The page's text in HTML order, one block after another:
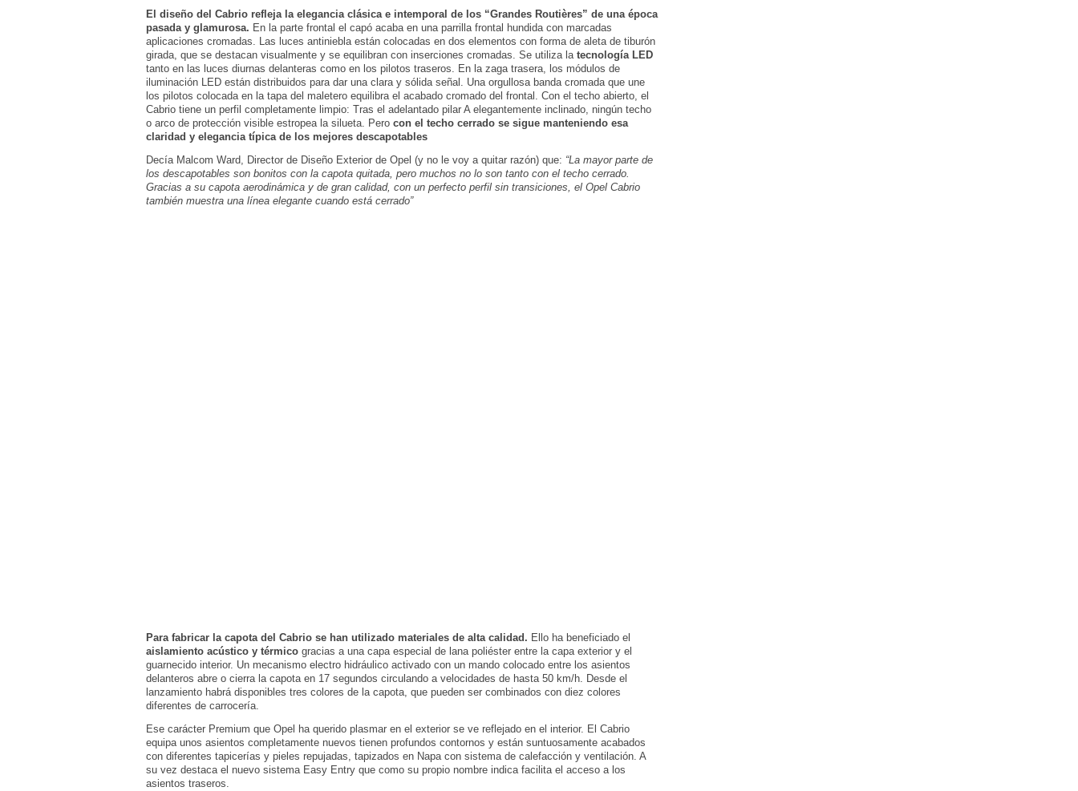
El diseño del Cabrio refleja la elegancia clásica e intemporal de los “Grandes Routières” de una época
pasada y glamurosa. En la parte frontal el capó acaba en una parrilla frontal hundida con marcadas
aplicaciones cromadas. Las luces antiniebla están colocadas en dos elementos con forma de aleta de tiburón
girada, que se destacan visualmente y se equilibran con inserciones cromadas. Se utiliza la tecnología LED
tanto en las luces diurnas delanteras como en los pilotos traseros. En la zaga trasera, los módulos de
iluminación LED están distribuidos para dar una clara y sólida señal. Una orgullosa banda cromada que une
los pilotos colocada en la tapa del maletero equilibra el acabado cromado del frontal. Con el techo abierto, el
Cabrio tiene un perfil completamente limpio: Tras el adelantado pilar A elegantemente inclinado, ningún techo
o arco de protección visible estropea la silueta. Pero con el techo cerrado se sigue manteniendo esa
claridad y elegancia típica de los mejores descapotables
Decía Malcom Ward, Director de Diseño Exterior de Opel (y no le voy a quitar razón) que: “La mayor parte de
los descapotables son bonitos con la capota quitada, pero muchos no lo son tanto con el techo cerrado.
Gracias a su capota aerodinámica y de gran calidad, con un perfecto perfil sin transiciones, el Opel Cabrio
también muestra una línea elegante cuando está cerrado”
Para fabricar la capota del Cabrio se han utilizado materiales de alta calidad. Ello ha beneficiado el
aislamiento acústico y térmico gracias a una capa especial de lana poliéster entre la capa exterior y el
guarnecido interior. Un mecanismo electro hidráulico activado con un mando colocado entre los asientos
delanteros abre o cierra la capota en 17 segundos circulando a velocidades de hasta 50 km/h. Desde el
lanzamiento habrá disponibles tres colores de la capota, que pueden ser combinados con diez colores
diferentes de carrocería.
Ese carácter Premium que Opel ha querido plasmar en el exterior se ve reflejado en el interior. El Cabrio
equipa unos asientos completamente nuevos tienen profundos contornos y están suntuosamente acabados
con diferentes tapicerías y pieles repujadas, tapizados en Napa con sistema de calefacción y ventilación. A
su vez destaca el nuevo sistema Easy Entry que como su propio nombre indica facilita el acceso a los
asientos traseros.